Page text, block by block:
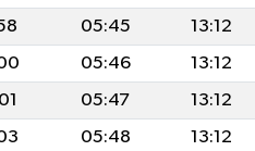
05:45 13:12
05:46 13:12
05:47 13:12
05:48 13:12